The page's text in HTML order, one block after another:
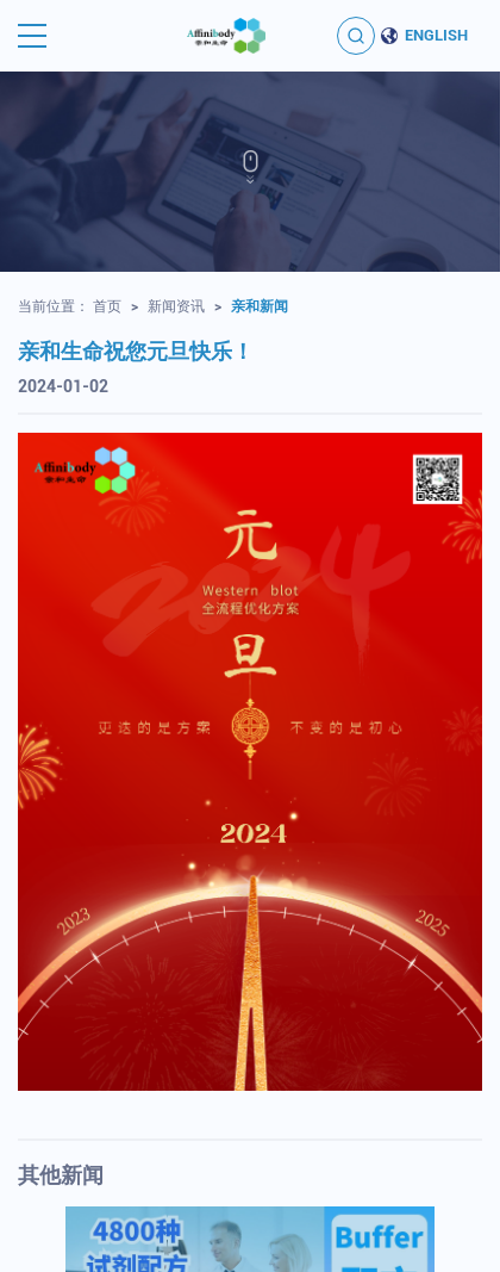
ENGLISH
当前位置： 首页 > 新闻资讯 > 亲和新闻
亲和生命祝您元旦快乐！
2024-01-02
其他新闻